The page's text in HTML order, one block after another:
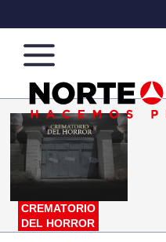
Norte
de
Ciudad
Más
que
noticias,
hacemos periodismo
CREMATORIO
DEL HORROR